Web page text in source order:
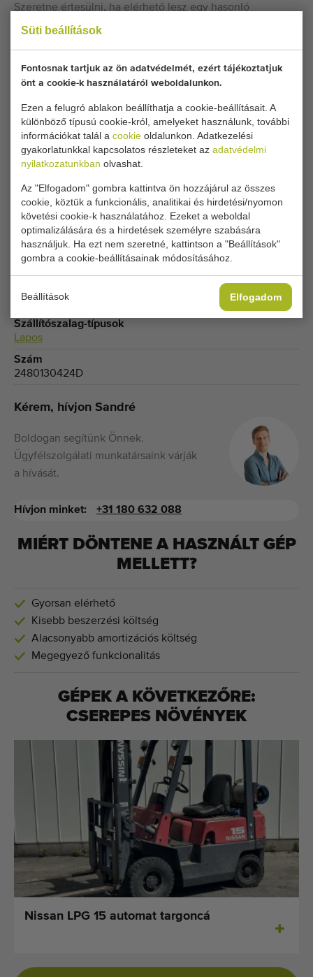
Süti beállítások
Fontosnak tartjuk az ön adatvédelmét, ezért tájékoztatjuk
önt a cookie-k használatáról weboldalunkon.
Ezen a felugró ablakon beállíthatja a cookie-beállításait. A
különböző típusú cookie-król, amelyeket használunk, további
információkat talál a cookie oldalunkon. Adatkezelési
gyakorlatunkkal kapcsolatos részleteket az adatvédelmi
nyilatkozatunkban olvashat.
Az "Elfogadom" gombra kattintva ön hozzájárul az összes
cookie, köztük a funkcionális, analitikai és hirdetési/nyomon
követési cookie-k használatához. Ezeket a weboldal
optimalizálására és a hirdetések személyre szabására
használjuk. Ha ezt nem szeretné, kattintson a "Beállítások"
gombra a cookie-beállításainak módosításához.
Beállítások Elfogadom
Szeretne értesülni, ha elérhető lesz egy hasonló
Szállítószalagok cserepes növényekhez? Itt töltse ki
Jelenlegi cookie-beállításai blokkolják ezt a részt.
Állítsa be cookie-beállításait a hozzáféréshez.
COOKIE-BEÁLLÍTÁSOK MÓDOSÍTÁSA
Típus
Szállítószalagok cserepes növényekhez
Márka
Hawe
Cserepes növények
Szállítószalag-típusok
Lapos
Szám
2480130424D
Kérem, hívjon Sandré
Boldogan segítünk Önnek.
Ügyfélszolgálati munkatársaink várják
a hívását.
Hívjon minket: +31 180 632 088
MIÉRT DÖNTENE A HASZNÁLT GÉP
MELLETT?
Gyorsan elérhető
Kisebb beszerzési költség
Alacsonyabb amortizációs költség
Megegyező funkcionalitás
GÉPEK A KÖVETKEZŐRE:
CSEREPES NÖVÉNYEK
Nissan LPG 15 automat targoncá